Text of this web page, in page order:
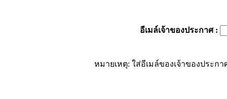
อีเมล์เจ้าของประกาศ:
หมายเหตุ: ใส่อีเมล์ของเจ้าของประก